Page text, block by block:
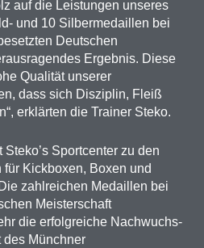
auf die Leistungen unseres
und 10 Silbermedaillen bei
Deutschen
Ergebnis. Diese
Qualität unserer
dass sich Disziplin, Fleiß
erklärten die Trainer Steko.
Sportcenter zu den
Kickboxen, Boxen und
zahlreichen Medaillen bei
Meisterschaft
die erfolgreiche Nachwuchs-
des Münchner